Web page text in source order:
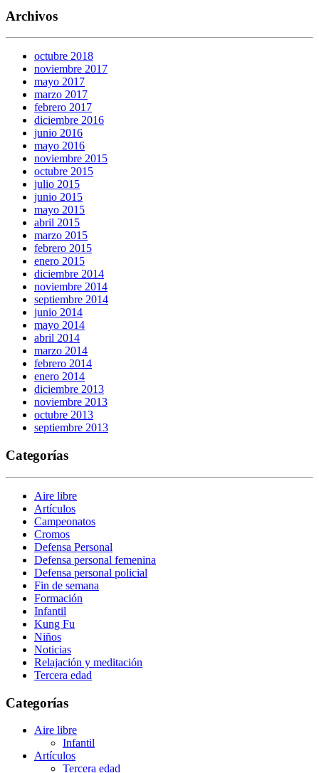
Archivos
octubre 2018
noviembre 2017
mayo 2017
marzo 2017
febrero 2017
diciembre 2016
junio 2016
mayo 2016
noviembre 2015
octubre 2015
julio 2015
junio 2015
mayo 2015
abril 2015
marzo 2015
febrero 2015
enero 2015
diciembre 2014
noviembre 2014
septiembre 2014
junio 2014
mayo 2014
abril 2014
marzo 2014
febrero 2014
enero 2014
diciembre 2013
noviembre 2013
octubre 2013
septiembre 2013
Categorías
Aire libre
Artículos
Campeonatos
Cromos
Defensa Personal
Defensa personal femenina
Defensa personal policial
Fin de semana
Formación
Infantil
Kung Fu
Niños
Noticias
Relajación y meditación
Tercera edad
Categorías
Aire libre
Infantil
Artículos
Tercera edad